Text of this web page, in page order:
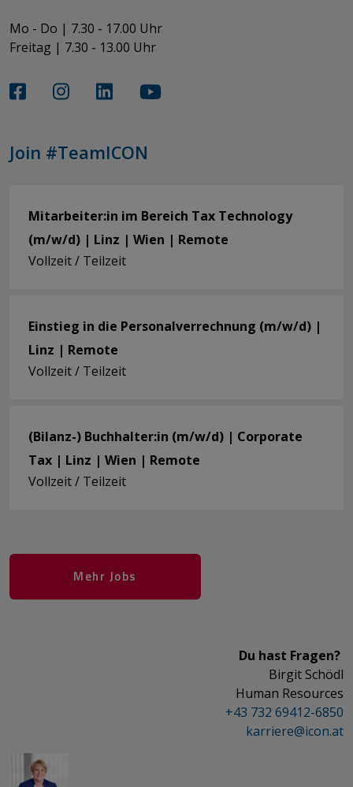
Mo - Do | 7.30 - 17.00 Uhr
Freitag | 7.30 - 13.00 Uhr​​​​​​​
Join #TeamICON
Mitarbeiter:in im Bereich Tax Technology
(m/w/d) | Linz | Wien | Remote
Vollzeit / Teilzeit
Einstieg in die Personalverrechnung (m/w/d) |
Linz | Remote
Vollzeit / Teilzeit
(Bilanz-) Buchhalter:in (m/w/d) | Corporate
Tax | Linz | Wien | Remote
Vollzeit / Teilzeit
Mehr Jobs
Du hast Fragen?
Birgit Schödl
Human Resources
+43 732 69412-6850
karriere@­icon.at